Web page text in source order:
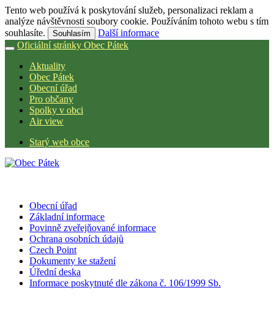
Tento web používá k poskytování služeb, personalizaci reklam a
analýze návštěvnosti soubory cookie. Používáním tohoto webu s tím
souhlasíte.
Souhlasím
Další informace
Oficiální stránky Obec Pátek
Aktuality
Obec Pátek
Obecní úřad
Pro občany
Spolky v obci
Air view
Starý web obce
Obecní úřad
Základní informace
Povinně zveřejňované informace
Ochrana osobních údajů
Czech Point
Dokumenty ke stažení
Úřední deska
Informace poskytnuté dle zákona č. 106/1999 Sb.